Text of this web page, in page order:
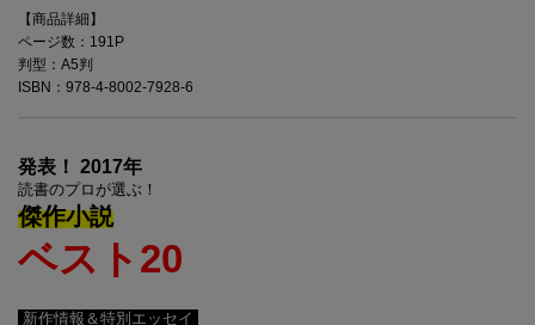
【商品詳細】
ページ数：191P
判型：A5判
ISBN：978-4-8002-7928-6
発表！ 2017年
読書のプロが選ぶ！
傑作小説
ベスト20
新作情報＆特別エッセイ